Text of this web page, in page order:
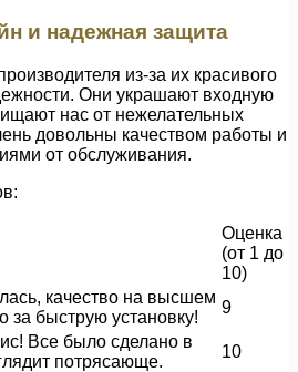
и надежная защита
из-за их красивого
Они украшают входную
нас от нежелательных
довольны качеством работы и
от обслуживания.
Оценка
(от 1 до
10)
качество на высшем
за быструю установку!
9
Все было сделано в
потрясающе.
10